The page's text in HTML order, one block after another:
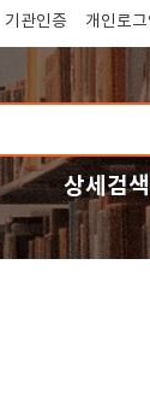
기관인증 개인로그
상세검색